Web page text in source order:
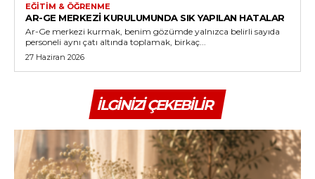
EĞITIM & ÖĞRENME
AR-GE MERKEZI KURULUMUNDA SIK YAPILAN HATALAR
Ar-Ge merkezi kurmak, benim gözümde yalnızca belirli sayıda
personeli aynı çatı altında toplamak, birkaç...
27 Haziran 2026
İLGINIZI ÇEKEBILIR